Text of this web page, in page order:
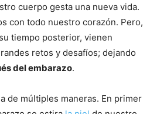
cuerpo gesta una nueva vida.
con todo nuestro corazón. Pero,
tiempo posterior, vienen
retos y desafíos; dejando
del embarazo.
de múltiples maneras. En primer